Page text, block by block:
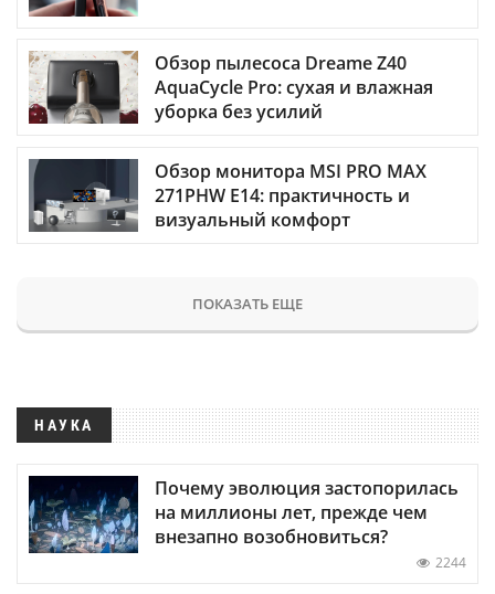
Обзор пылесоса Dreame Z40
AquaCycle Pro: сухая и влажная
уборка без усилий
Обзор монитора MSI PRO MAX
271PHW E14: практичность и
визуальный комфорт
ПОКАЗАТЬ ЕЩЕ
НАУКА
Почему эволюция застопорилась
на миллионы лет, прежде чем
внезапно возобновиться?
2244